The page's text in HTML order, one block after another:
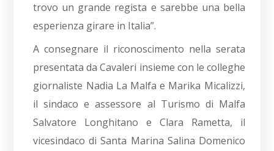
trovo un grande regista e sarebbe una bella
esperienza girare in Italia”.
A consegnare il riconoscimento nella serata
presentata da Cavaleri insieme con le colleghe
giornaliste Nadia La Malfa e Marika Micalizzi,
il sindaco e assessore al Turismo di Malfa
Salvatore Longhitano e Clara Rametta, il
vicesindaco di Santa Marina Salina Domenico